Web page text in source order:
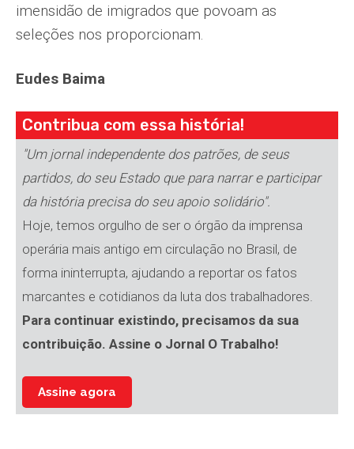
imensidão de imigrados que povoam as
seleções nos proporcionam.
Eudes Baima
Contribua com essa história!
"Um jornal independente dos patrões, de seus
partidos, do seu Estado que para narrar e participar
da história precisa do seu apoio solidário".
Hoje, temos orgulho de ser o órgão da imprensa
operária mais antigo em circulação no Brasil, de
forma ininterrupta, ajudando a reportar os fatos
marcantes e cotidianos da luta dos trabalhadores.
Para continuar existindo, precisamos da sua
contribuição. Assine o Jornal O Trabalho!
Assine agora